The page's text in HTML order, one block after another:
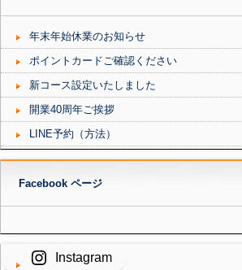
年末年始休業のお知らせ
ポイントカードご確認ください
新コース設定いたしました
開業40周年ご挨拶
LINE予約（方法）
Facebook ページ
Instagram